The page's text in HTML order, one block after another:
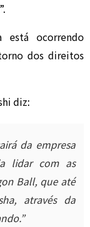
está ocorrendo
dos direitos
diz:
da empresa
lidar com as
Ball, que até
através da